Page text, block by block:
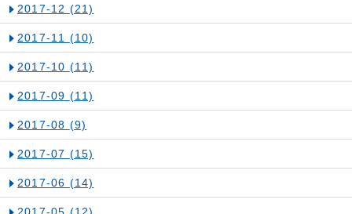
2017-12 (21)
2017-11 (10)
2017-10 (11)
2017-09 (11)
2017-08 (9)
2017-07 (15)
2017-06 (14)